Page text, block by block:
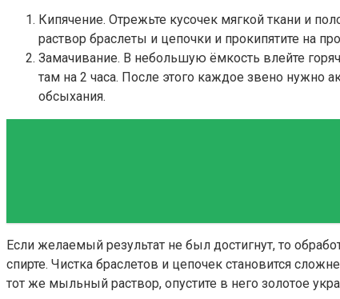
Кипячение. Отрежьте кусочек мягкой ткани и
раствор браслеты и цепочки и прокипятите на
Замачивание. В небольшую ёмкость влейте
там на 2 часа. После этого каждое звено нужно
обсыхания.
Если желаемый результат не был достигнут, то
спирте. Чистка браслетов и цепочек становится
тот же мыльный раствор, опустите в него золотое